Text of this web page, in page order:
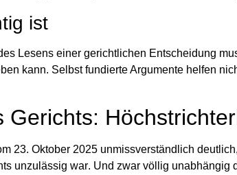
ist
Lesens einer gerichtlichen Entscheidung
kann. Selbst fundierte Argumente helfen
Gerichts:
23. Oktober 2025 unmissverständlich
unzulässig war. Und zwar völlig unabhängig